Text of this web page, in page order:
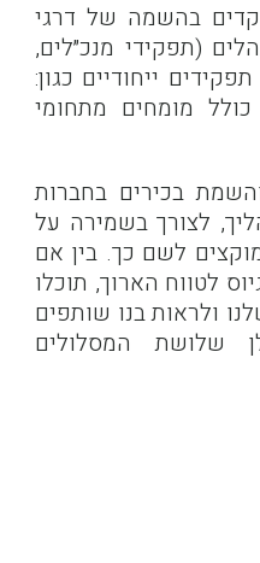
בהשמה של דרגי
(תפקידי מנכ״לים,
ייחודיים כגון:
כולל מומחים מתחומי
בכירים בחברות
לצורך בשמירה על
לשם כך. בין אם
לטווח הארוך, תוכלו
ולראות בנו שותפים
שלושת המסלולים